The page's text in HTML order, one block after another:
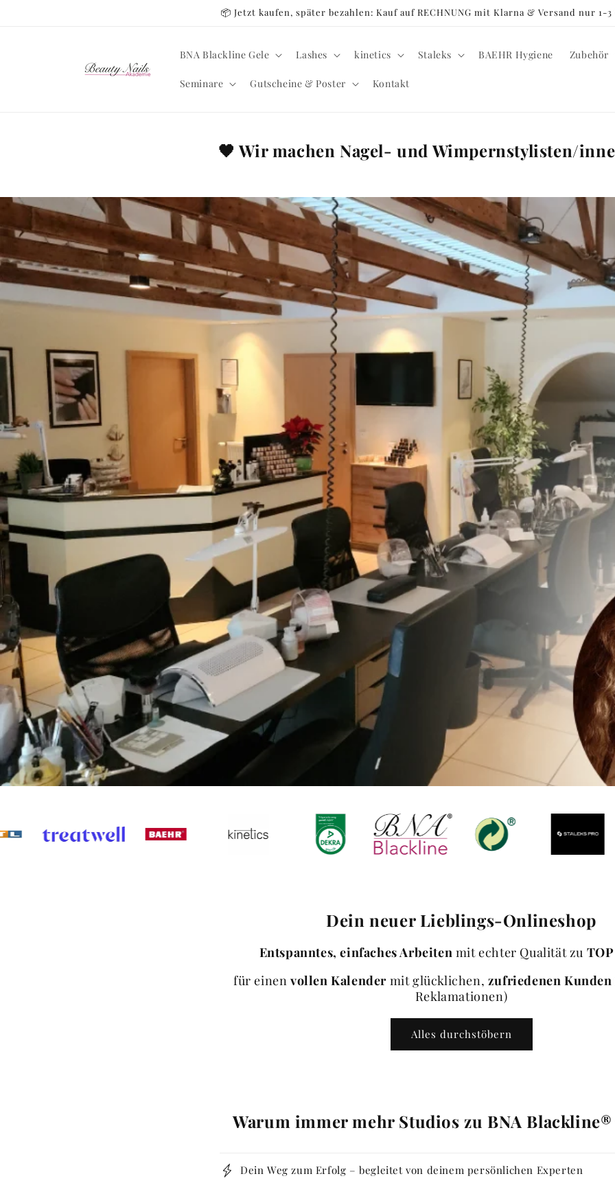
📦 Jetzt kaufen, später bezahlen: Kauf auf RECHNUNG mit Klarna & Versand nur 1-
BNA Blackline Gele Lashes kinetics Staleks BAEHR Hygiene Zubehör
Seminare Gutscheine & Poster Kontakt
🖤 Wir machen Nagel- und Wimpernstylisten/
Dein neuer Lieblings-Onlineshop
Entspanntes, einfaches Arbeiten mit echter Qualität zu
für einen vollen Kalendermit glücklichen, zufriedenen Kunden
Reklamationen)
Alles durchstöbern
Warum immer mehr Studios zu BNA Blackline®
Dein Weg zum Erfolg – begleitet von deinem persönlichen Experten